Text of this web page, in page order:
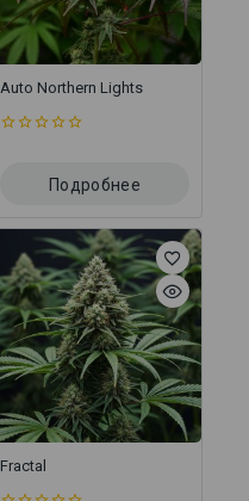
Auto Northern Lights
Подробнее
Fractal